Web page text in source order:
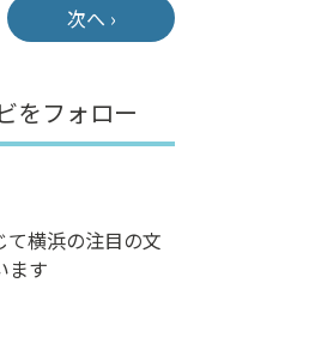
次へ ›
をフォロー
て横浜の注目の文
ます